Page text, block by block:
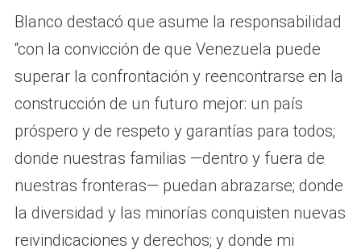
Blanco destacó que asume la responsabilidad
“con la convicción de que Venezuela puede
superar la confrontación y reencontrarse en la
construcción de un futuro mejor: un país
próspero y de respeto y garantías para todos;
donde nuestras familias —dentro y fuera de
nuestras fronteras— puedan abrazarse; donde
la diversidad y las minorías conquisten nuevas
reivindicaciones y derechos; y donde mi